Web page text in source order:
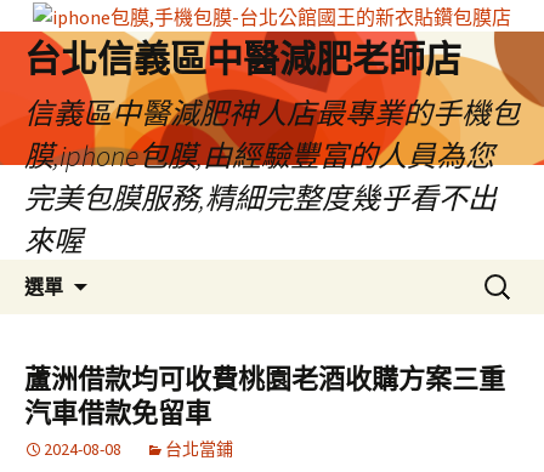
台北信義區中醫減肥老師店
信義區中醫減肥神人店最專業的手機包
膜,iphone包膜,由經驗豐富的人員為您
完美包膜服務,精細完整度幾乎看不出
來喔
選單
容
區
搜
尋
鍵
字:
蘆洲借款均可收費桃園老酒收購方案三重
汽車借款免留車
2024-08-08 台北當鋪